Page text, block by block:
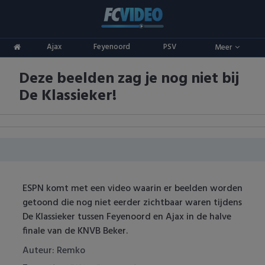
Ajax Feyenoord PSV Meer
ADO Den Haag
Ajax
FC Twente
FC Utrecht
Feyenoord
Competities
Eredivisie
Vrouwenvoetbal
Champions League
Europa League
Oranje
Deze beelden zag je nog niet bij
De Klassieker!
ESPN komt met een video waarin er beelden worden
getoond die nog niet eerder zichtbaar waren tijdens
De Klassieker tussen Feyenoord en Ajax in de halve
finale van de KNVB Beker.
Auteur: Remko